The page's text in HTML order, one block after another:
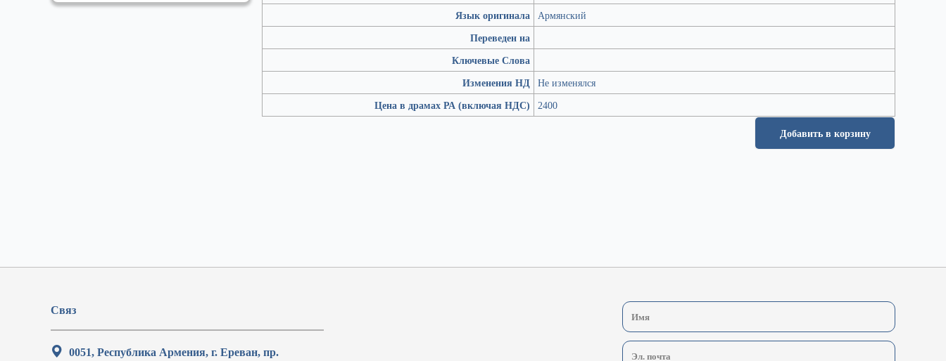
Язык оригинала Армянский
Переведен на
Ключевые Слова
Изменения НД Не изменялся
Цена в драмах РА (включая НДС)
2400
Добавить в корзину
Связ
0051, Республика Армения, г. Ереван, пр.